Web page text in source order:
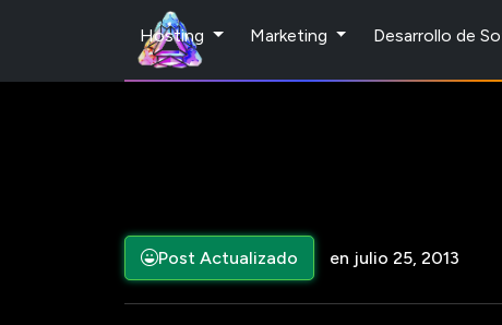
Hosting Marketing Desarrollo de
Post Actualizado en julio 25, 2013